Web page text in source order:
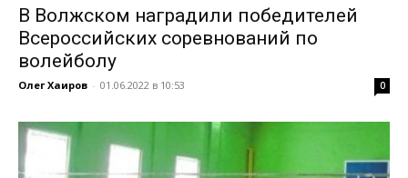
В Волжском наградили победителей
Всероссийских соревнований по
волейболу
Олег Хаиров - 01.06.2022 в 10:53 0